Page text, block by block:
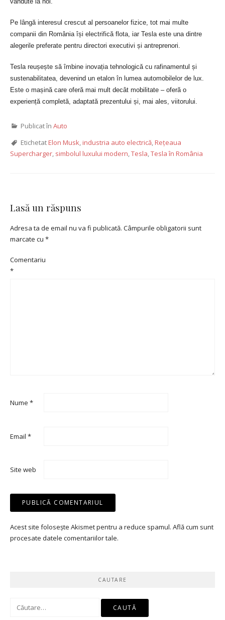
Pe lângă interesul crescut al persoanelor fizice, tot mai multe
companii din România își electrifică flota, iar Tesla este una dintre
alegerile preferate pentru directori executivi și antreprenori.
Tesla reușește să îmbine inovația tehnologică cu rafinamentul și
sustenabilitatea, devenind un etalon în lumea automobilelor de lux.
Este o mașină care oferă mai mult decât mobilitate – oferă o
experiență completă, adaptată prezentului și, mai ales, viitorului.
Publicat în Auto
EtichetatElon Musk,industria auto electrică,Rețeaua
Supercharger, simbolul luxului modern,Tesla,Tesla în România
Lasă un răspuns
Adresa ta de email nu va fi publicată. Câmpurile obligatorii sunt
marcate cu *
Comentariu
*
Nume *
Email *
Site web
Acest site folosește Akismet pentru a reduce spamul. Află cum sunt
procesate datele comentariilor tale.
CAUTARE
Caută